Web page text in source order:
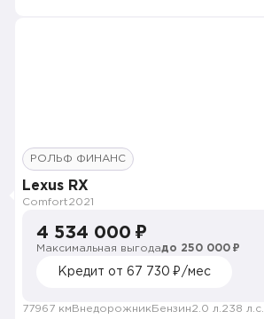
РОЛЬФ ФИНАНС
Lexus RX
Comfort2021
4 534 000 ₽
Максимальная выгодадо 250 000 ₽
Кредит от 67 730 ₽/мес
77967 км Внедорожник Бензин2.0 л. 238 л.с.